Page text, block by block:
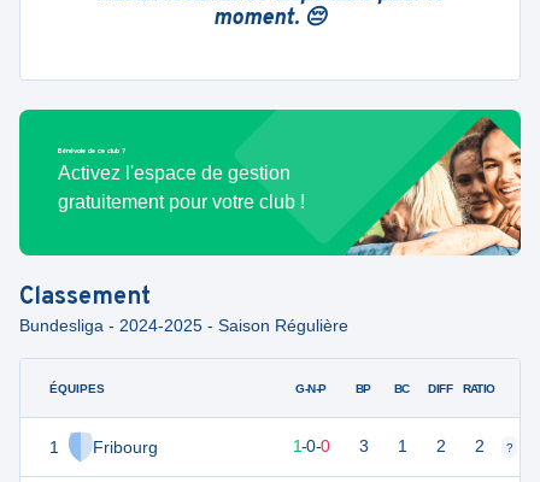
moment. 😔
Bénévole de ce club ?
Activez l'espace de gestion
gratuitement pour votre club !
Classement
Bundesliga - 2024-2025 - Saison Régulière
ÉQUIPES
1 Fribourg
G-N-P BP BC DIFF RATIO
1-0-0 3 1 2 2 ?